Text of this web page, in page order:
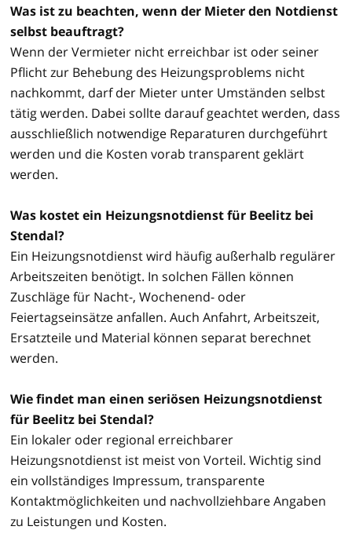
Was ist zu beachten, wenn der Mieter den Notdienst
selbst beauftragt?
Wenn der Vermieter nicht erreichbar ist oder seiner
Pflicht zur Behebung des Heizungsproblems nicht
nachkommt, darf der Mieter unter Umständen selbst
tätig werden. Dabei sollte darauf geachtet werden, dass
ausschließlich notwendige Reparaturen durchgeführt
werden und die Kosten vorab transparent geklärt
werden.
Was kostet ein Heizungsnotdienst für Beelitz bei
Stendal?
Ein Heizungsnotdienst wird häufig außerhalb regulärer
Arbeitszeiten benötigt. In solchen Fällen können
Zuschläge für Nacht-, Wochenend- oder
Feiertagseinsätze anfallen. Auch Anfahrt, Arbeitszeit,
Ersatzteile und Material können separat berechnet
werden.
Wie findet man einen seriösen Heizungsnotdienst
für Beelitz bei Stendal?
Ein lokaler oder regional erreichbarer
Heizungsnotdienst ist meist von Vorteil. Wichtig sind
ein vollständiges Impressum, transparente
Kontaktmöglichkeiten und nachvollziehbare Angaben
zu Leistungen und Kosten.